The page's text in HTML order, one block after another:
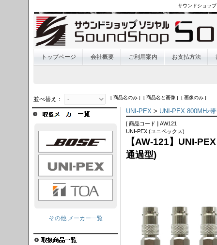
サウンドショッ
トップページ 会社概要 ご利用案内 お支払方法
並べ替え： [ 商品名のみ ] [ 商品名と画像 ] [ 画像のみ ]
UNI-PEX > UNI-PEX 800MHz
[ 商品コード ] AW121
UNI-PEX (ユニペックス)
【AW-121】UNI-
通過型)
その他 メーカー一覧